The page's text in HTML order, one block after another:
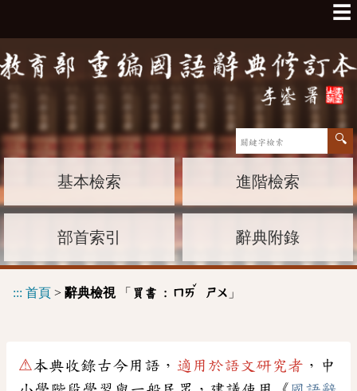
☰
基本檢索 進階檢索
部首索引 辭典附錄
::: 首頁 > 辭典檢視「 買書 : ㄇㄞ
ˇ
ㄕㄨ 」
⚠本典收錄古今用語， 適用於語文研究者 ，中